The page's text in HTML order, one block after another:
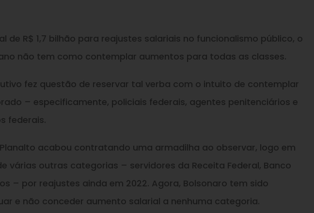
de R$ 1,7 bilhão para reajustes salariais no funcionalismo público, o
não tem como contemplar aumentos para todas as classes.
fez questão de reservar tal verba com o intuito de contemplar
– especificamente, policiais federais, agentes penitenciários e
federais.
acabou contratando uma armadilha ao observar, logo em
várias outras categorias – servidores da Receita Federal, Banco
– por reajustes ainda em 2022. Agora, Bolsonaro tem sido
e não conceder aumento salarial a nenhuma categoria.